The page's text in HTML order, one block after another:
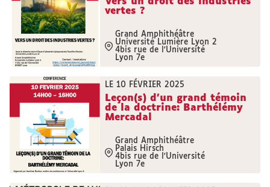
vertes ?
Grand Amphithéâtre
Université Lumière Lyon 2
4bis rue de l'Université
Lyon 7e
LE 10 FÉVRIER 2025
Leçon(s) d’un grand témoin
de la doctrine: Barthélémy
Mercadal
Grand Amphithéâtre
Palais Hirsch
4bis rue de l'Université
Lyon 7e